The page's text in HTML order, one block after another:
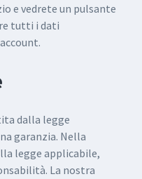
e vedrete un pulsante
tutti i dati
dalla legge
garanzia. Nella
legge applicabile,
La nostra